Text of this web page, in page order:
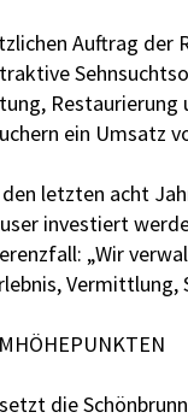
Auftrag
Restaurierung
ein Umsatz
letzten acht
investiert
„Wir
Vermittlung,
die